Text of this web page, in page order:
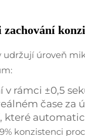
úroveň
v rámci ±0,5
čase
které
konzistenci